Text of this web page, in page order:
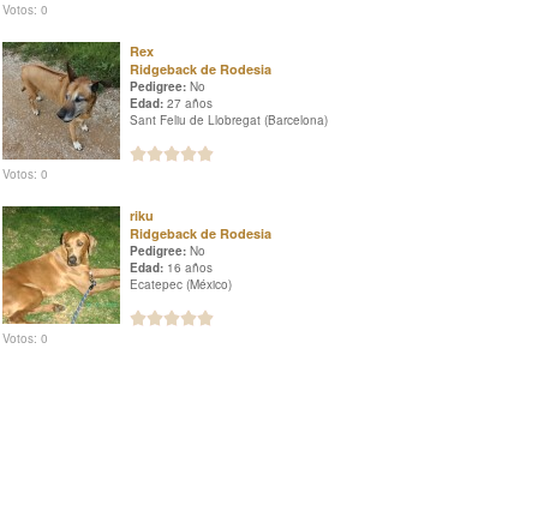
Votos: 0
Rex
Ridgeback de Rodesia
Pedigree: No
Edad: 27 años
Sant Feliu de Llobregat (Barcelona)
Votos: 0
riku
Ridgeback de Rodesia
Pedigree: No
Edad: 16 años
Ecatepec (México)
Votos: 0